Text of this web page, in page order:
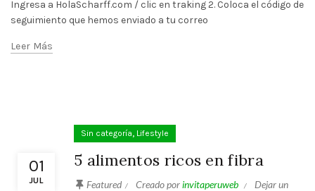
Ingresa a HolaScharff.com / clic en traking 2. Coloca el código de
seguimiento que hemos enviado a tu correo
Leer Más
01
JUL
Sin categoría, Lifestyle
5 alimentos ricos en fibra
Featured Creado porinvitaperuweb
Dejar un